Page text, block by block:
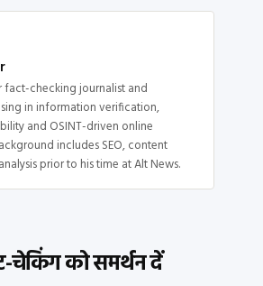
fact-checking journalist and
in information verification,
and OSINT-driven online
includes SEO, content
prior to his time at Alt News.
चेकिंग को समर्थन दें